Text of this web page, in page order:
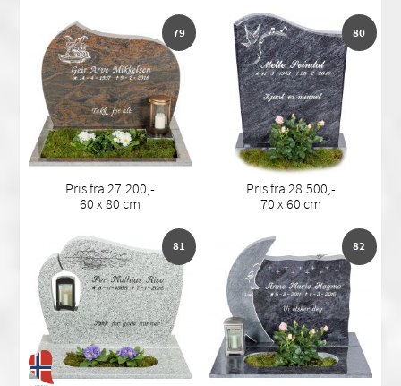
79
Pris fra 27.200,-
60 x 80 cm
80
Pris fra 28.500,-
70 x 60 cm
81 82